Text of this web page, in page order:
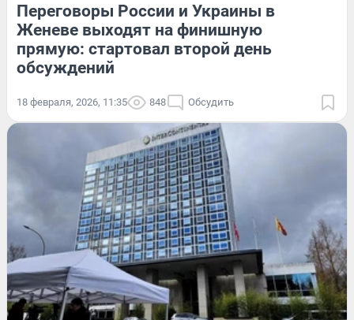
Переговоры России и Украины в
Женеве выходят на финишную
прямую: стартовал второй день
обсуждений
18 февраля, 2026, 11:35 848 Обсудить